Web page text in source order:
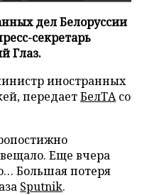
дел Белоруссии
секретарь
Глаз.
иностранных
передаетБелТАсо
Еще вчера
Большая потеря
Sputnik.